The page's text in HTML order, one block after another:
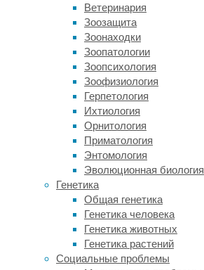
Ветеринария
Зоозащита
Зоонаходки
Зоопатологии
Зоопсихология
Зоофизиология
Герпетология
Ихтиология
Орнитология
Приматология
Энтомология
Эволюционная биология
Генетика
Общая генетика
Генетика человека
Генетика животных
Генетика растений
Социальные проблемы
атомной
отрасли.
Ранее
уже
было
заявлено
создании
радиофармацевтического
кластера
на
базе
Курчатовского
института
для
разработки
производства